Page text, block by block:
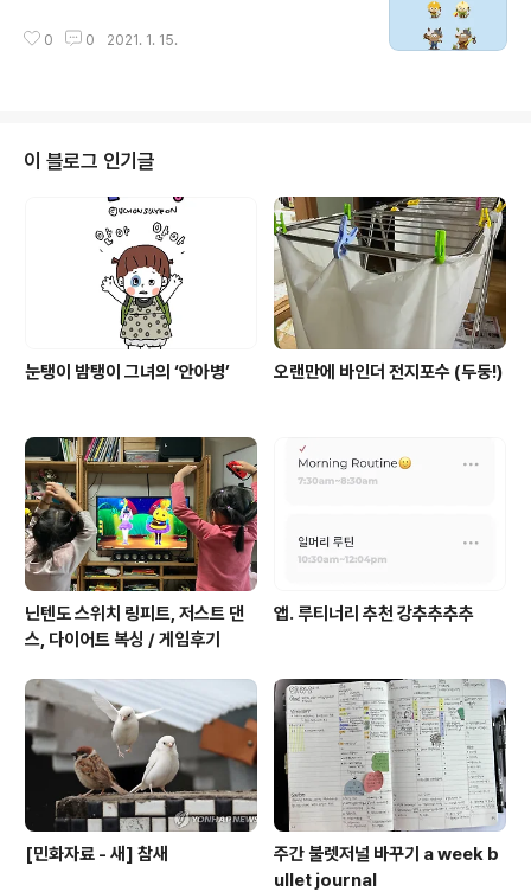
0 0 2021. 1. 15.
이 블로그 인기글
눈탱이 밤탱이 그녀의 ‘안아병’ 오랜만에 바인더 전지포수 (두둥!)
닌텐도 스위치 링피트, 저스트 댄
스, 다이어트 복싱 / 게임후기
앱. 루티너리 추천 강추추추추
[민화자료 - 새] 참새
주간 불렛저널 바꾸기 a week b
ullet journal